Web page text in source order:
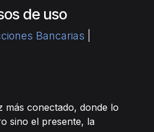
de uso
Bancarias
más conectado, donde lo
sino el presente, la